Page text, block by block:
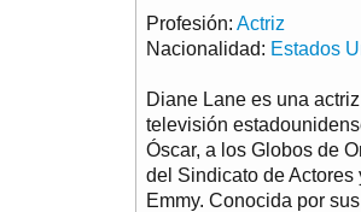
Profesión: Actriz
Nacionalidad: Estados
Diane Lane es una
televisión
Óscar, a los Globos de
del Sindicato de Actores
Emmy. Conocida por